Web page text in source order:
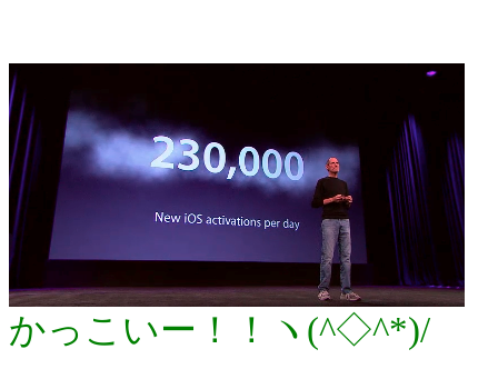
かっこいー！！ヽ(^◇^*)/